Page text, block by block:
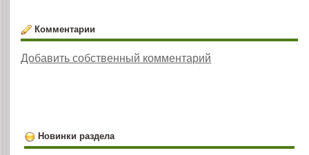
Комментарии
Добавить собственный комментарий
Новинки раздела